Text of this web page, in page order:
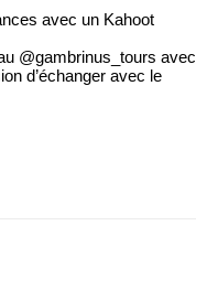
avec un Kahoot
@gambrinus_tours avec
d’échanger avec le